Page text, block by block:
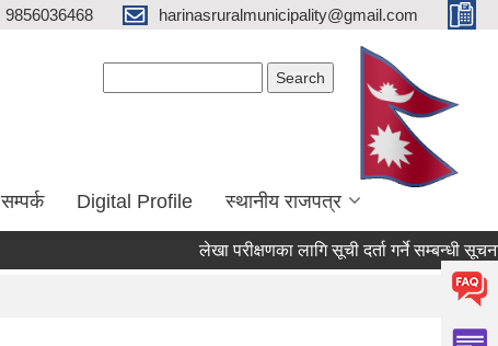
9856036468 harinasruralmunicipality@gmail.com
सम्पर्क Digital Profile स्थानीय राजपत्र
लेखा परीक्षणका लागि सूची दर्ता गर्ने सम्बन्धी सूचना